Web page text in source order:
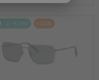
2-4 DNI -25%